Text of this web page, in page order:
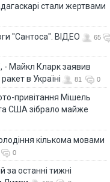
стали жертвами
"Сантоса". ВІДЕО
65
- Майкл Кларк заявив
в Україні
81 0
привітання Мішель
США зібрало майже
кількома мовами
0
за останні тижні